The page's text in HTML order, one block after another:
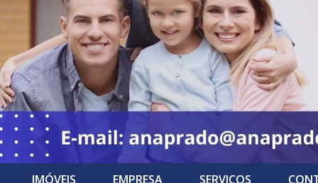
IMÓVEIS EMPRESA SERVIÇOS